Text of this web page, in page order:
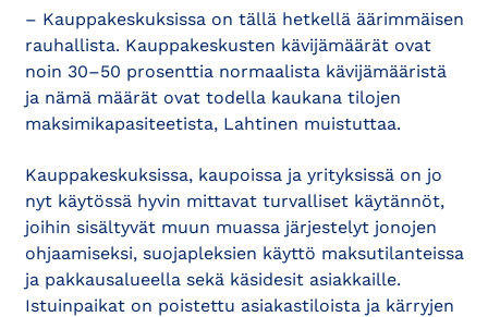
– Kauppakeskuksissa on tällä hetkellä äärimmäisen
rauhallista. Kauppakeskusten kävijämäärät ovat
noin 30–50 prosenttia normaalista kävijämääristä
ja nämä määrät ovat todella kaukana tilojen
maksimikapasiteetista, Lahtinen muistuttaa.
Kauppakeskuksissa, kaupoissa ja yrityksissä on jo
nyt käytössä hyvin mittavat turvalliset käytännöt,
joihin sisältyvät muun muassa järjestelyt jonojen
ohjaamiseksi, suojapleksien käyttö maksutilanteissa
ja pakkausalueella sekä käsidesit asiakkaille.
Istuinpaikat on poistettu asiakastiloista ja kärryjen